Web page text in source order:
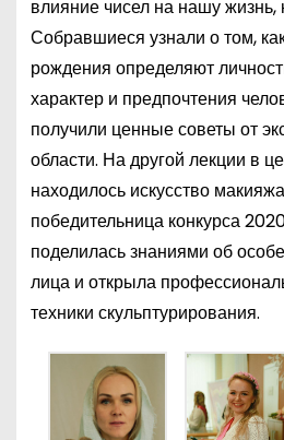
влияние чисел на нашу жизнь,
Собравшиеся узнали о том,
рождения определяют
характер и предпочтения
получили ценные советы от
области. На другой лекции в
находилось искусство
победительница конкурса
поделилась знаниями об
лица и открыла
техники скульптурирования.